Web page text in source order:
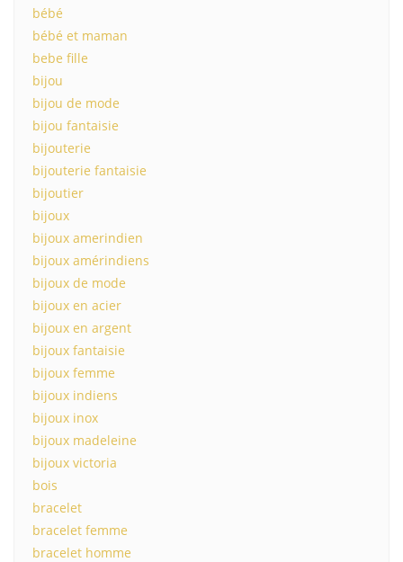
bébé
bébé et maman
bebe fille
bijou
bijou de mode
bijou fantaisie
bijouterie
bijouterie fantaisie
bijoutier
bijoux
bijoux amerindien
bijoux amérindiens
bijoux de mode
bijoux en acier
bijoux en argent
bijoux fantaisie
bijoux femme
bijoux indiens
bijoux inox
bijoux madeleine
bijoux victoria
bois
bracelet
bracelet femme
bracelet homme